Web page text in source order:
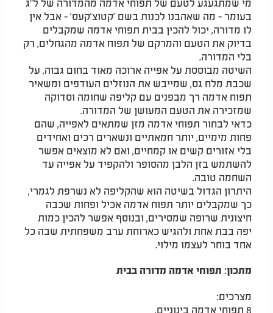
בעומר - מה שאהבנו לכנות בשם 'קטוצ'קעס' - אבל אין
לו מדורה, יכול להכין בבית תפוחי אדמה שמקבלים
בדיוק את הטעם והמרקם של תפוח אדמה מהגחלים, רק
בלי המדורה.
השיטה מבוססת על אפייה ארוכה מאוד בחום גבוה, על
שכבת מלח גס, שמייבש את הנוזלים העודפים ומשאיר
תפוח אדמה רך מבפנים עם קליפה שחומה וסדוקה
שמזכירה את הטעם המעושן של המדורה.
כדאי לבחור תפוחי אדמה מזן שמתאים לאפייה, שהם
פחות מימיים, יותר חמאתיים ונשארים רכים ואחידים
בלי אזורים קשים או קמחיים, ואם לא מוצאים אפשר
להשתמש בזן הלבן מהסופר ולהקפיד על אפייה עד
השחמה טובה.
היתרון הגדול בשיטה הוא שהקליפה לא נשרפת לגמרי,
כך שמקבלים יותר תפוח אדמה אכיל ופחות שכבה
חיצונית שרופה שמסירים, ובנוסף אפשר להכין כמות
יפה בבת אחת ולהגיש כארוחת ערב משפחתית שבה כל
אחד בוחר לעצמו מילוי.
מתכון: תפוחי אדמה מדורה בבית
מצרכים:
8 תפוחי אדמה בינוניים,